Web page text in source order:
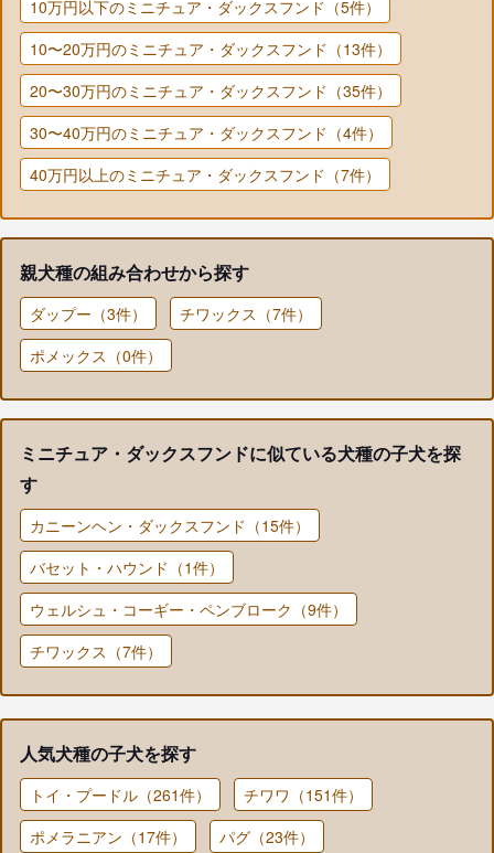
10万円以下のミニチュア・ダックスフンド（5件）
10〜20万円のミニチュア・ダックスフンド（13件）
20〜30万円のミニチュア・ダックスフンド（35件）
30〜40万円のミニチュア・ダックスフンド（4件）
40万円以上のミニチュア・ダックスフンド（7件）
親犬種の組み合わせから探す
ダップー（3件）
チワックス（7件）
ポメックス（0件）
ミニチュア・ダックスフンドに似ている犬種の子犬を探
す
カニーンヘン・ダックスフンド（15件）
バセット・ハウンド（1件）
ウェルシュ・コーギー・ペンブローク（9件）
チワックス（7件）
人気犬種の子犬を探す
トイ・プードル（261件）
チワワ（151件）
ポメラニアン（17件）
パグ（23件）